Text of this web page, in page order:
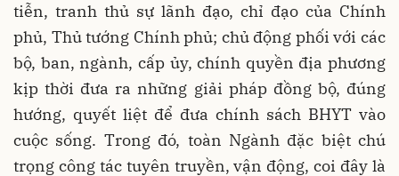
tiễn, tranh thủ sự lãnh đạo, chỉ đạo của Chính
phủ, Thủ tướng Chính phủ; chủ động phối với các
bộ, ban, ngành, cấp ủy, chính quyền địa phương
kịp thời đưa ra những giải pháp đồng bộ, đúng
hướng, quyết liệt để đưa chính sách BHYT vào
cuộc sống. Trong đó, toàn Ngành đặc biệt chú
trọng công tác tuyên truyền, vận động, coi đây là